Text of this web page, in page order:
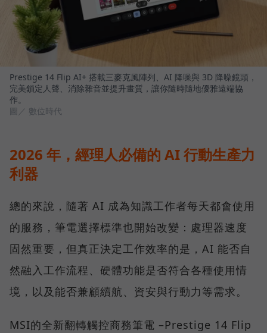
Prestige 14 Flip AI+ 搭載三麥克風陣列、AI 降噪與 3D 降噪鏡頭，
完美鎖定人聲、消除雜音並提升畫質，讓你隨時隨地優雅遠端協
作。
圖／ 數位時代
2026 年，經理人必備的 AI 行動生產力
利器
總的來說，隨著 AI 成為知識工作者每天都會使用
的服務，筆電選擇標準也開始改變：處理器速度
固然重要，但真正決定工作效率的是，AI 能否自
然融入工作流程、硬體功能是否符合各種使用情
境，以及能否兼顧續航、資安與行動力等需求。
MSI的全新翻轉觸控商務筆電 –Prestige 14 Flip